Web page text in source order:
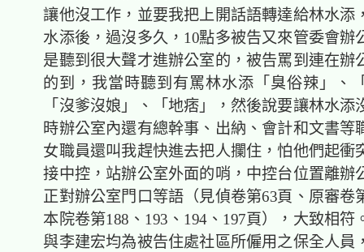
讓他沒工作，並要我把上開話語轉達給林水添
水添後，過沒多久，10點多被告又來管委會辦
是聽到很大聲才進辦公室的，被告罵到連在辦
的到，我當時聽到有罵林水添「臭俗辣」、
「沒爹沒娘」、「地痞」，然後說要讓林水添
時辦公室內還有總幹事、出納、會計和文書等
女職員還叫我趕快進去把人攔住，怕他們起衝
接中控，站辦公室外面的哨，中控台位置離辦
正對辦公室門口等語（見偵卷第63頁、原審卷
本院卷第188、193、194、197頁），大致相符
與李建宏均為被告住處社區所僱用之保全人員